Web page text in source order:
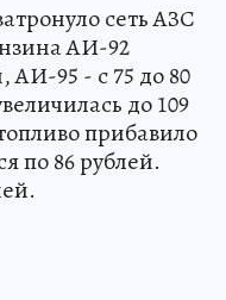
сеть АЗС
АИ-92
АИ-95 - с 75 до 80
до 109
прибавило
по 86 рублей.